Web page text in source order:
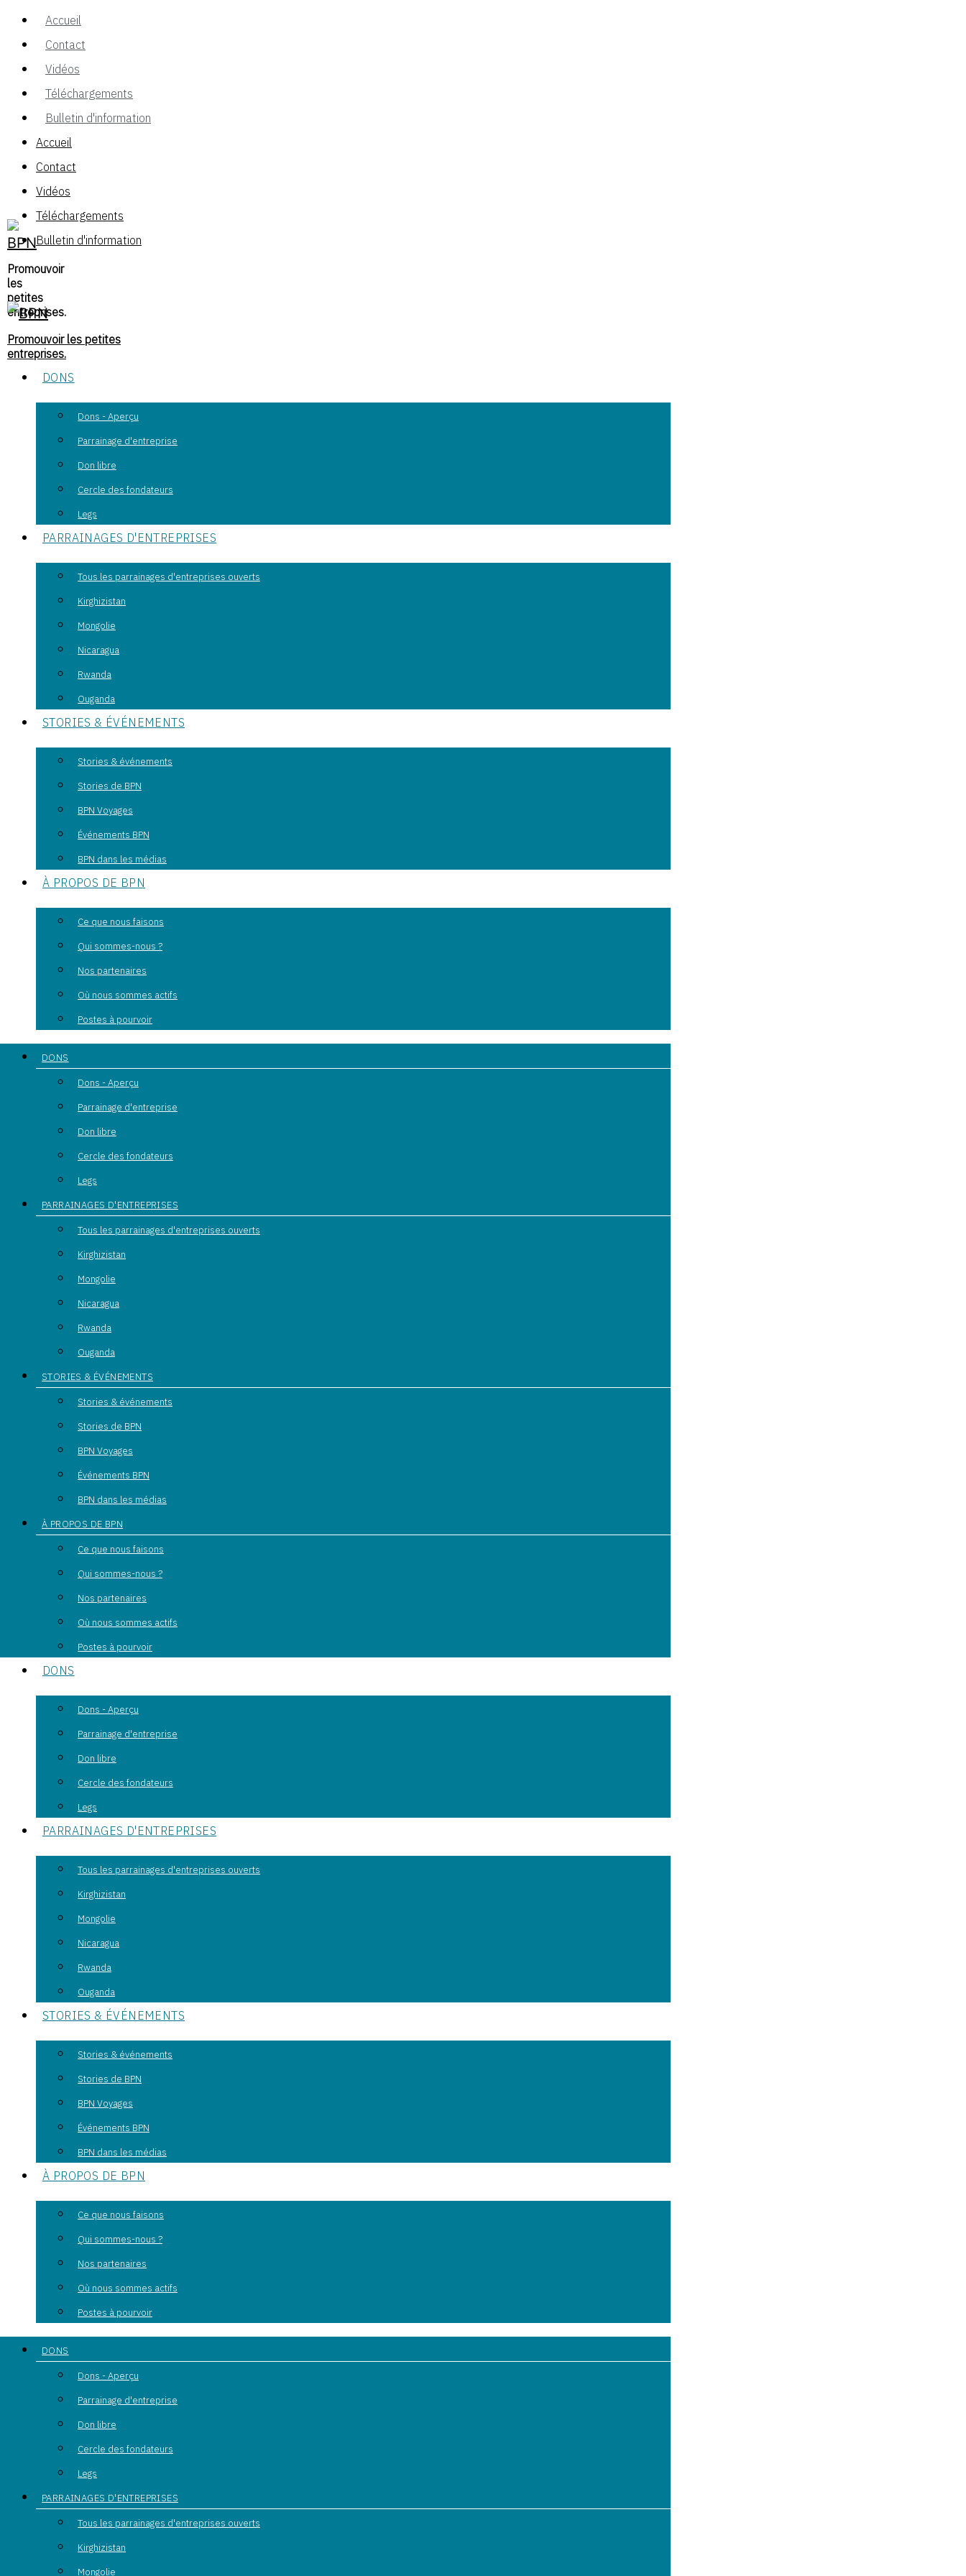
Accueil
Contact
Vidéos
Téléchargements
Bulletin d'information
Accueil
Contact
Vidéos
Téléchargements
Bulletin d'information
Promouvoir
les
petites
entreprises.
Promouvoir les petites
entreprises.
DONS
Dons - Aperçu
Parrainage d'entreprise
Don libre
Cercle des fondateurs
Legs
PARRAINAGES D'ENTREPRISES
Tous les parrainages d'entreprises ouverts
Kirghizistan
Mongolie
Nicaragua
Rwanda
Ouganda
STORIES & ÉVÉNEMENTS
Stories & événements
Stories de BPN
BPN Voyages
Événements BPN
BPN dans les médias
À PROPOS DE BPN
Ce que nous faisons
Qui sommes-nous ?
Nos partenaires
Où nous sommes actifs
Postes à pourvoir
DONS
Dons - Aperçu
Parrainage d'entreprise
Don libre
Cercle des fondateurs
Legs
PARRAINAGES D'ENTREPRISES
Tous les parrainages d'entreprises ouverts
Kirghizistan
Mongolie
Nicaragua
Rwanda
Ouganda
STORIES & ÉVÉNEMENTS
Stories & événements
Stories de BPN
BPN Voyages
Événements BPN
BPN dans les médias
À PROPOS DE BPN
Ce que nous faisons
Qui sommes-nous ?
Nos partenaires
Où nous sommes actifs
Postes à pourvoir
DONS
Dons - Aperçu
Parrainage d'entreprise
Don libre
Cercle des fondateurs
Legs
PARRAINAGES D'ENTREPRISES
Tous les parrainages d'entreprises ouverts
Kirghizistan
Mongolie
Nicaragua
Rwanda
Ouganda
STORIES & ÉVÉNEMENTS
Stories & événements
Stories de BPN
BPN Voyages
Événements BPN
BPN dans les médias
À PROPOS DE BPN
Ce que nous faisons
Qui sommes-nous ?
Nos partenaires
Où nous sommes actifs
Postes à pourvoir
DONS
Dons - Aperçu
Parrainage d'entreprise
Don libre
Cercle des fondateurs
Legs
PARRAINAGES D'ENTREPRISES
Tous les parrainages d'entreprises ouverts
Kirghizistan
Mongolie